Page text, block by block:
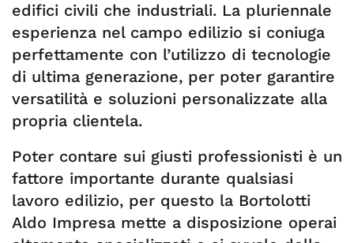
edifici civili che industriali. La pluriennale
esperienza nel campo edilizio si coniuga
perfettamente con l’utilizzo di tecnologie
di ultima generazione, per poter garantire
versatilità e soluzioni personalizzate alla
propria clientela.
Poter contare sui giusti professionisti è un
fattore importante durante qualsiasi
lavoro edilizio, per questo la Bortolotti
Aldo Impresa mette a disposizione operai